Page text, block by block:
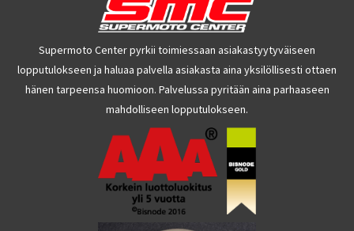
Supermoto Center pyrkii toimiessaan asiakastyytyväiseen
lopputulokseen ja haluaa palvella asiakasta aina yksilöllisesti ottaen
hänen tarpeensa huomioon. Palvelussa pyritään aina parhaaseen
mahdolliseen lopputulokseen.